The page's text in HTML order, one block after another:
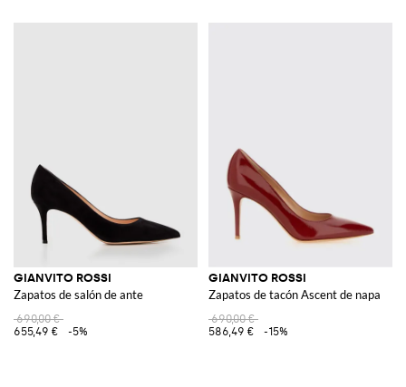
GIANVITO ROSSI
Zapatos de salón de ante
690,00 €
655,49 €
-5%
GIANVITO ROSSI
Zapatos de tacón Ascent de napa
690,00 €
586,49 €
-15%